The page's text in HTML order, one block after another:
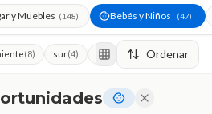
y Muebles (148) Bebés y Niños (47)
(8) sur(4) norte oriente
Ordenar